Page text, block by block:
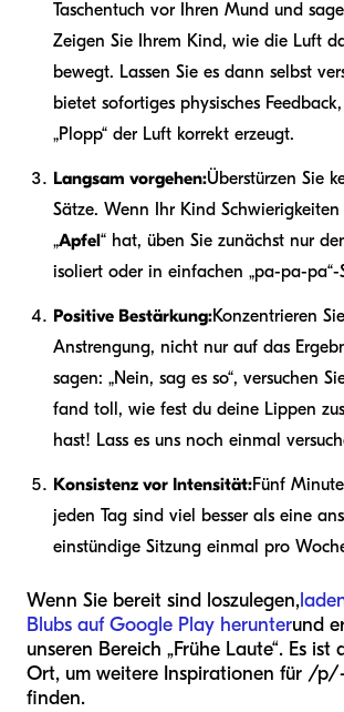
Taschentuch vor Ihren Mund und
Zeigen Sie Ihrem Kind, wie die Luft
bewegt. Lassen Sie es dann selbst
bietet sofortiges physisches
„Plopp“ der Luft korrekt erzeugt.
Langsam vorgehen:Überstürzen Sie
Sätze. Wenn Ihr Kind
„Apfel“ hat, üben Sie zunächst nur
isoliert oder in einfachen „pa-pa-pa“-
Positive Bestärkung:Konzentrieren
Anstrengung, nicht nur auf das
sagen: „Nein, sag es so“, versuchen
fand toll, wie fest du deine Lippen
hast! Lass es uns noch einmal
Konsistenz vor Intensität:Fünf
jeden Tag sind viel besser als eine
einstündige Sitzung einmal pro
Wenn Sie bereit sind loszulegen,
Blubs auf Google Play herunterund
unseren Bereich „Frühe Laute“. Es ist
Ort, um weitere Inspirationen für /
finden.